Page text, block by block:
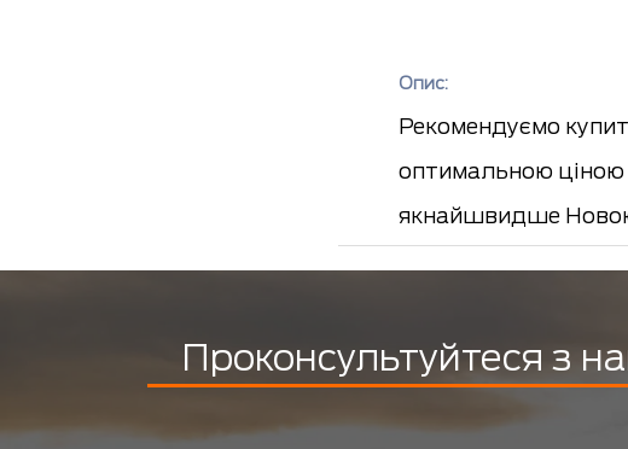
Опис:
Рекомендуємо
оптимальною ціною
якнайшвидше
Проконсультуйтеся з